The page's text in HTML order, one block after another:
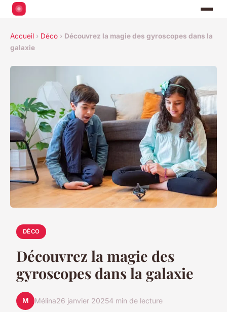
Accueil › Déco › Découvrez la magie des gyroscopes dans la
galaxie
DÉCO
Découvrez la magie des
gyroscopes dans la galaxie
M Mélina26 janvier 20254 min de lecture